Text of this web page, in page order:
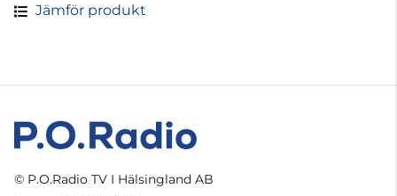
Jämför produkt
© P.O.Radio TV I Hälsingland AB